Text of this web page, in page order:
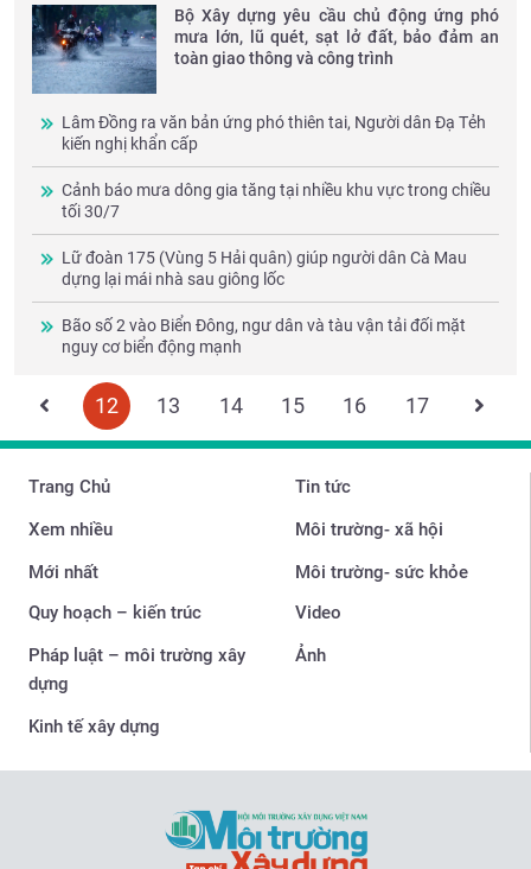
Bộ Xây dựng yêu cầu chủ động ứng phó
mưa lớn, lũ quét, sạt lở đất, bảo đảm an
toàn giao thông và công trình
Lâm Đồng ra văn bản ứng phó thiên tai, Người dân Đạ Tẻh
kiến nghị khẩn cấp
Cảnh báo mưa dông gia tăng tại nhiều khu vực trong chiều
tối 30/7
Lữ đoàn 175 (Vùng 5 Hải quân) giúp người dân Cà Mau
dựng lại mái nhà sau giông lốc
Bão số 2 vào Biển Đông, ngư dân và tàu vận tải đối mặt
nguy cơ biển động mạnh
12 13 14 15 16 17
Trang Chủ
Xem nhiều
Mới nhất
Tin tức
Môi trường- xã hội
Môi trường- sức khỏe
Quy hoạch – kiến trúc
Pháp luật – môi trường xây
dựng
Kinh tế xây dựng
Video
Ảnh